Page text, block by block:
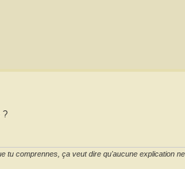
?
tu comprennes, ça veut dire qu'aucune explication